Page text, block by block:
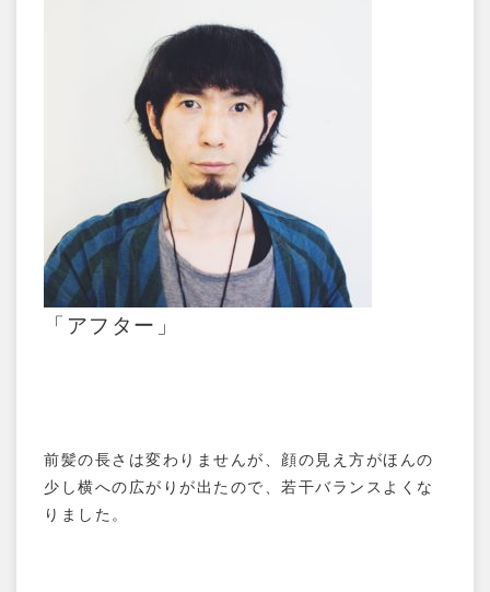
「アフター」
前髪の長さは変わりませんが、顔の見え方がほんの
少し横への広がりが出たので、若干バランスよくな
りました。